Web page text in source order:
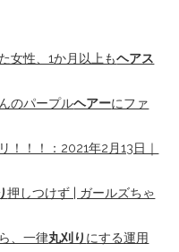
女性、1か月以上もヘアス
のパープルヘアーにファ
！！！：2021年2月13日｜
押しつけず | ガールズちゃ
、一律丸刈り にする運用